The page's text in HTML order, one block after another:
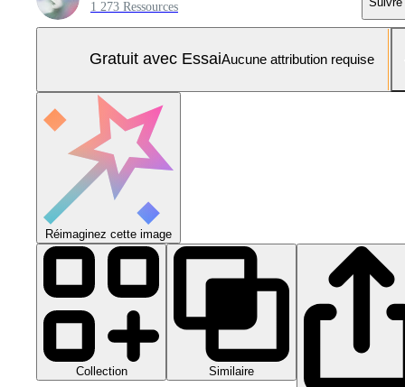
1 273 Ressources
Gratuit avec EssaiAucune attribution requise
Réimaginez cette image
Collection Similaire